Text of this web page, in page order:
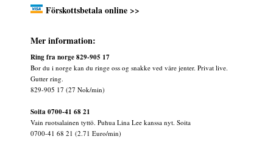
Förskottsbetala online >>
Mer information:
Ring fra norge 829-905 17
Bor du i norge kan du ringe oss og snakke ved våre jenter. Privat live.
Gutter ring.
829-905 17 (27 Nok/min)
Soita 0700-41 68 21
Vain ruotsalainen tyttö. Puhua Lina Lee kanssa nyt. Soita
0700-41 68 21 (2.71 Euro/min)